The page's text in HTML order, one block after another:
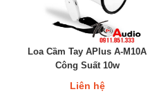
Loa Cầm Tay APlus A-M10A
Công Suất 10w
Liên hệ